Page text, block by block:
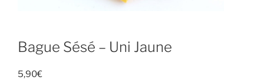
Bague Sésé – Uni Jaune
5,90€